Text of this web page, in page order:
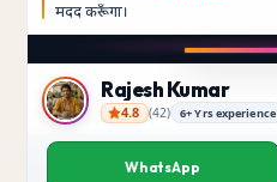
मददकरूँगा।
Rajesh Kumar
Rajesh Kumar
4.8 (42) 6+ Yrs experience
WhatsApp